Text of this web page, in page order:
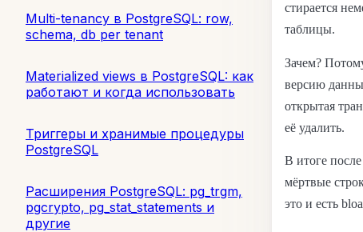
Multi-tenancy в PostgreSQL: row,
schema, db per tenant
Materialized views в PostgreSQL: как
работают и когда использовать
Триггеры и хранимые процедуры
PostgreSQL
Расширения PostgreSQL: pg_trgm,
pgcrypto, pg_stat_statements и
другие
стирается
таблицы.
Зачем?
версию
открытая
её удалить.
В итоге
мёртвые
это и есть